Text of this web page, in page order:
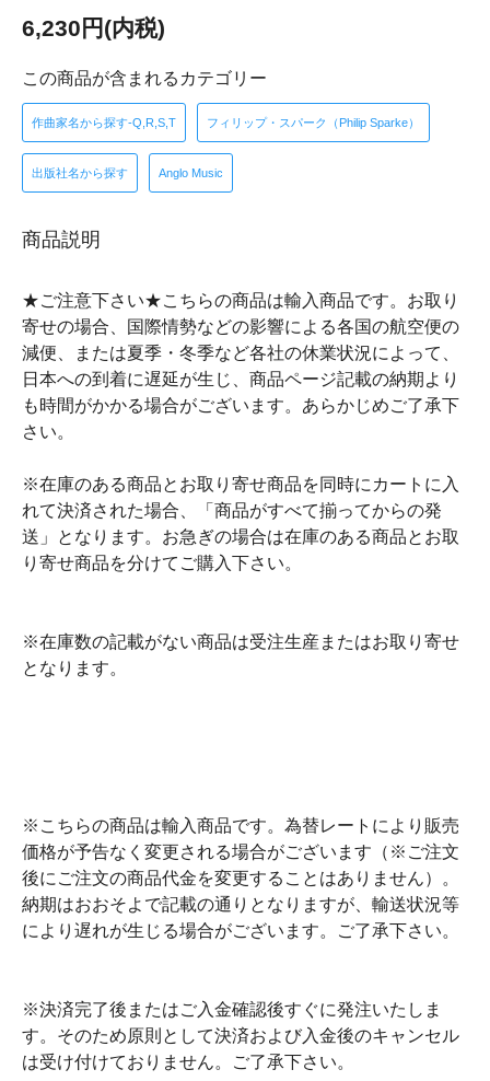
6,230円(内税)
この商品が含まれるカテゴリー
作曲家名から探す-Q,R,S,T フィリップ・スパーク（Philip Sparke）
出版社名から探す Anglo Music
商品説明
★ご注意下さい★こちらの商品は輸入商品です。お取り
寄せの場合、国際情勢などの影響による各国の航空便の
減便、または夏季・冬季など各社の休業状況によって、
日本への到着に遅延が生じ、商品ページ記載の納期より
も時間がかかる場合がございます。あらかじめご了承下
さい。
※在庫のある商品とお取り寄せ商品を同時にカートに入
れて決済された場合、「商品がすべて揃ってからの発
送」となります。お急ぎの場合は在庫のある商品とお取
り寄せ商品を分けてご購入下さい。
※在庫数の記載がない商品は受注生産またはお取り寄せ
となります。
※こちらの商品は輸入商品です。為替レートにより販売
価格が予告なく変更される場合がございます（※ご注文
後にご注文の商品代金を変更することはありません）。
納期はおおそよで記載の通りとなりますが、輸送状況等
により遅れが生じる場合がございます。ご了承下さい。
※決済完了後またはご入金確認後すぐに発注いたしま
す。そのため原則として決済および入金後のキャンセル
は受け付けておりません。ご了承下さい。